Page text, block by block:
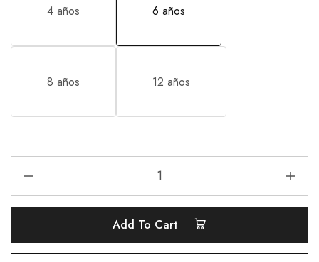
4 años 6 años
8 años 12 años
Add To Cart